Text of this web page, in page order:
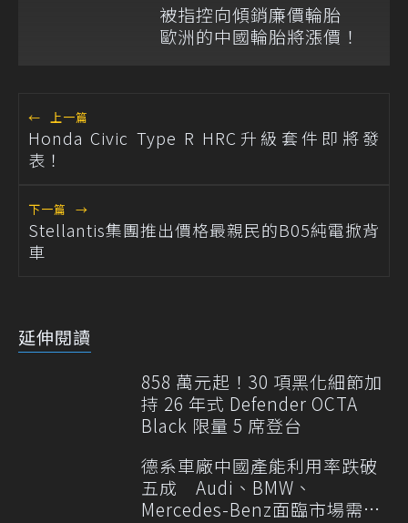
被指控向傾銷廉價輪胎
歐洲的中國輪胎將漲價！
← 上一篇
Honda Civic Type R HRC升級套件即將發
表！
下一篇 →
Stellantis集團推出價格最親民的B05純電掀背
車
延伸閱讀
858 萬元起！30 項黑化細節加
持 26 年式 Defender OCTA
Black 限量 5 席登台
德系車廠中國產能利用率跌破
五成 Audi、BMW、
Mercedes-Benz面臨市場需求